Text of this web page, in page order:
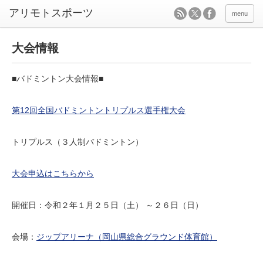
menu
大会情報
■バドミントン大会情報■
第12回全国バドミントントリプルス選手権大会
トリプルス（３人制バドミントン）
大会申込はこちらから
開催日：令和２年１月２５日（土） ～２６日（日）
会場： ジップアリーナ（岡山県総合グラウンド体育館）